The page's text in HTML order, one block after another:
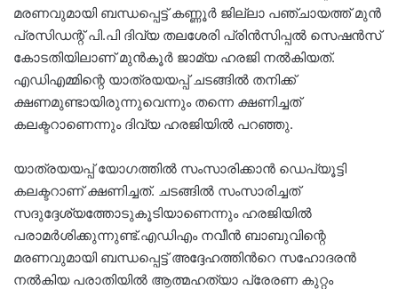
മരണവുമായി ബന്ധപ്പെട്ട് കണ്ണൂർ‌ ജില്ലാ പഞ്ചായത്ത് മുൻ
പ്രസിഡന്റ് പി.പി ദിവ്യ തലശേരി പ്രിൻസിപ്പൽ സെഷൻസ്
കോടതിയിലാണ് മുൻകൂർ ജാമ്യ ഹരജി നൽകിയത്.
എഡിഎമ്മിന്റെ യാത്രയയപ്പ് ചടങ്ങിൽ തനിക്ക്
ക്ഷണമുണ്ടായിരുന്നുവെന്നും തന്നെ ക്ഷണിച്ചത്
കലക്ട‌റാണെന്നും ദിവ്യ ഹരജിയിൽ പറഞ്ഞു.
യാത്രയയപ്പ് യോഗത്തിൽ സംസാരിക്കാൻ ഡെപ്യൂട്ടി
കലക്ടറാണ് ക്ഷണിച്ചത്. ചടങ്ങിൽ സംസാരിച്ചത്
സദുദ്ദേശ്യത്തോടുകൂടിയാണെന്നും ഹരജിയിൽ
പരാമർശിക്കുന്നുണ്ട്.എഡിഎം നവീൻ ബാബുവിന്റെ
മരണവുമായി ബന്ധപ്പെട്ട് അദ്ദേഹത്തിന്‍റെ സഹോദരന്‍
നല്‍കിയ പരാതിയില്‍ ആത്മഹത്യാ പ്രേരണ കുറ്റം